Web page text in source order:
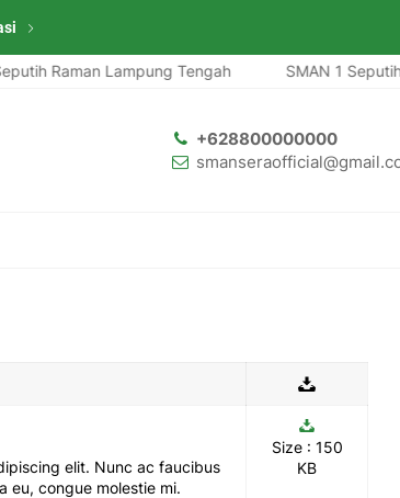
Raman Lampung Tengah SMAN 1 Seputih
+628800000000
elit. Nunc ac faucibus
eu, congue molestie mi.
Size : 150
KB